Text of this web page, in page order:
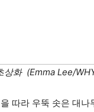
상화 (Emma Lee/
따라 우뚝 솟은 대나